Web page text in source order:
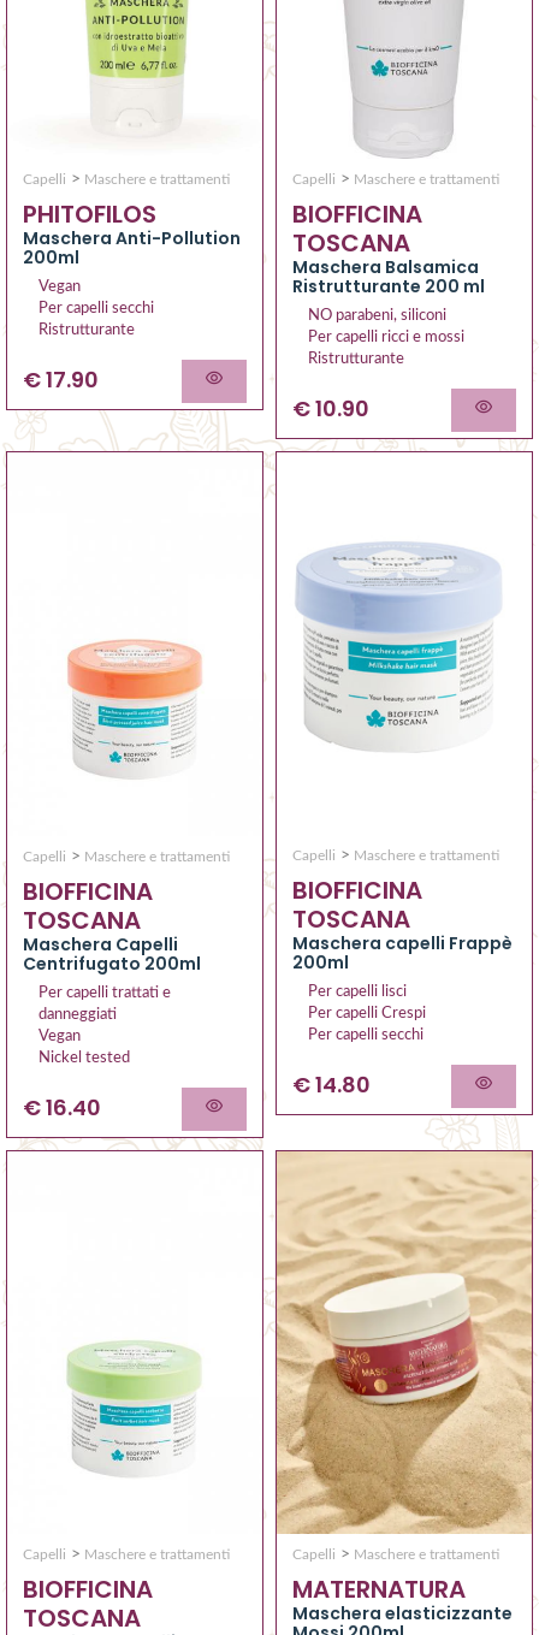
Capelli > Maschere e trattamenti
PHITOFILOS
Maschera Anti-Pollution
200ml
Vegan
Per capelli secchi
Ristrutturante
€ 17.90
Capelli > Maschere e trattamenti
BIOFFICINA
TOSCANA
Maschera Balsamica
Ristrutturante 200 ml
NO parabeni, siliconi
Per capelli ricci e mossi
Ristrutturante
€ 10.90
Capelli > Maschere e trattamenti
BIOFFICINA
TOSCANA
Maschera Capelli
Centrifugato 200ml
Per capelli trattati e
danneggiati
Vegan
Nickel tested
€ 16.40
Capelli > Maschere e trattamenti
BIOFFICINA
TOSCANA
Maschera capelli Frappè
200ml
Per capelli lisci
Per capelli Crespi
Per capelli secchi
€ 14.80
Capelli > Maschere e trattamenti
BIOFFICINA
TOSCANA
Capelli > Maschere e trattamenti
MATERNATURA
Maschera elasticizzante